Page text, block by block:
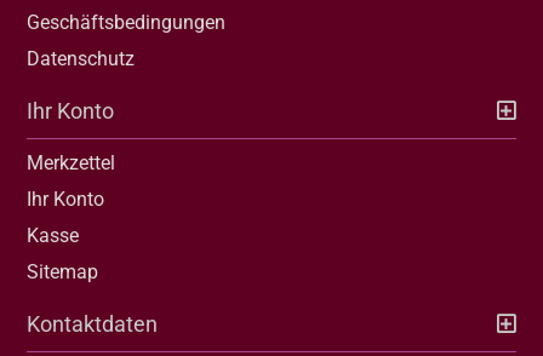
Geschäftsbedingungen
Datenschutz
Ihr Konto
Merkzettel
Ihr Konto
Kasse
Sitemap
Kontaktdaten